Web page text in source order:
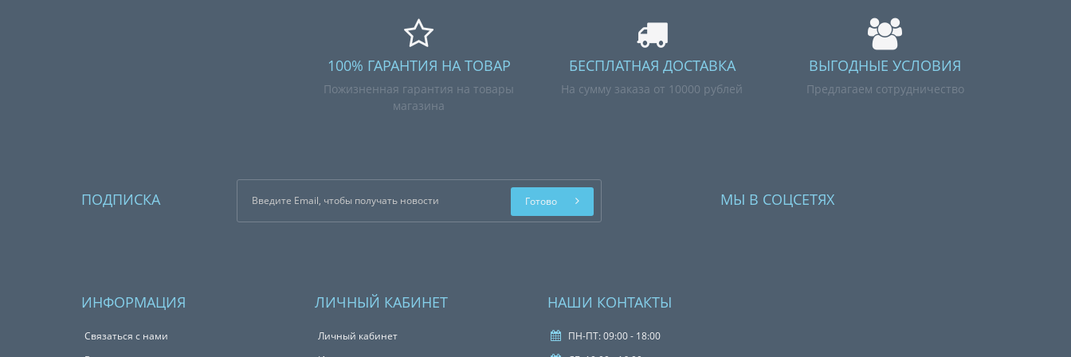
100% ГАРАНТИЯ НА ТОВАР
Пожизненная гарантия на товары
магазина
БЕСПЛАТНАЯ ДОСТАВКА
На сумму заказа от 10000 рублей
ВЫГОДНЫЕ УСЛОВИЯ
Предлагаем сотрудничество
ПОДПИСКА Готово МЫ В СОЦСЕТЯХ
ИНФОРМАЦИЯ
Связаться с нами
ЛИЧНЫЙ КАБИНЕТ
Личный кабинет
НАШИ КОНТАКТЫ
ПН-ПТ: 09:00 - 18:00